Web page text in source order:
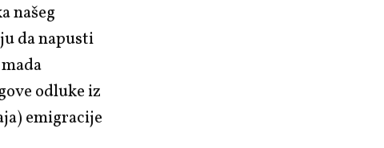
našeg
da napusti
odluke iz
emigracije